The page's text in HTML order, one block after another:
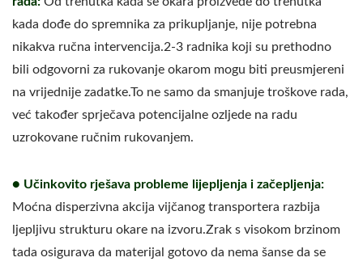
kada dođe do spremnika za prikupljanje, nije potrebna
nikakva ručna intervencija.2-3 radnika koji su prethodno
bili odgovorni za rukovanje okarom mogu biti preusmjereni
na vrijednije zadatke.To ne samo da smanjuje troškove rada,
već također sprječava potencijalne ozljede na radu
uzrokovane ručnim rukovanjem.
● Učinkovito rješava probleme lijepljenja i začepljenja:
Moćna disperzivna akcija vijčanog transportera razbija
ljepljivu strukturu okare na izvoru.Zrak s visokom brzinom
tada osigurava da materijal gotovo da nema šanse da se